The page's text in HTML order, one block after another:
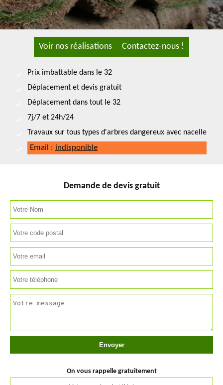
Voir nos réalisations Contactez-nous !
Prix imbattable dans le 32
Déplacement et devis gratuit
Déplacement dans tout le 32
7j/7 et 24h/24
Travaux sur tous types d'arbres dangereux avec nacelle
Email : indisponible
Demande de devis gratuit
On vous rappelle gratuitement